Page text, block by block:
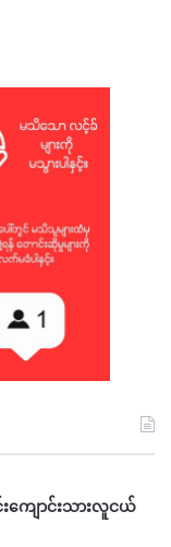
းကျောင်းသားလူငယ်